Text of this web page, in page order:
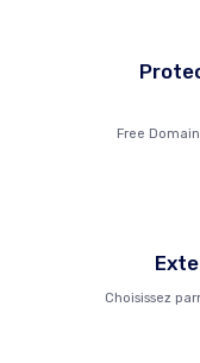
Free
Choisissez